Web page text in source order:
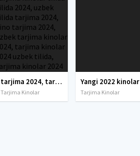
tarjima 2024, tarjima kinolar 2024, uzbek tarjima 2024, tarjima kinolar tilida tilida 2024, uzbek tilida tarjima 2024, kino tarjima 2024, uzbek tarjima kinolar 2024, tarjima kinolar 2024 uzbek tilida, tarjima kinolar 2024 o zbek, tarjima kinolar 2024
Tarjima Kinolar
Yangi 2022 kinolar
Tarjima Kinolar